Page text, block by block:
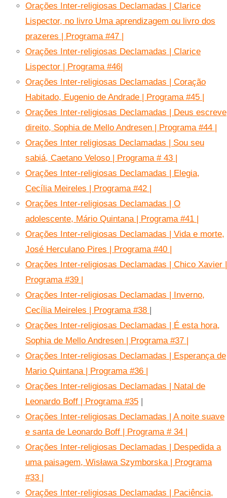
Orações Inter-religiosas Declamadas | Clarice
Lispector, no livro Uma aprendizagem ou livro dos
prazeres | Programa #47 |
Orações Inter-religiosas Declamadas | Clarice
Lispector | Programa #46|
Orações Inter-religiosas Declamadas | Coração
Habitado, Eugenio de Andrade | Programa #45 |
Orações Inter-religiosas Declamadas | Deus escreve
direito, Sophia de Mello Andresen | Programa #44 |
Orações Inter religiosas Declamadas | Sou seu
sabiá, Caetano Veloso | Programa # 43 |
Orações Inter-religiosas Declamadas | Elegia,
Cecília Meireles | Programa #42 |
Orações Inter-religiosas Declamadas | O
adolescente, Mário Quintana | Programa #41 |
Orações Inter-religiosas Declamadas | Vida e morte,
José Herculano Pires | Programa #40 |
Orações Inter-religiosas Declamadas | Chico Xavier |
Programa #39 |
Orações Inter-religiosas Declamadas | Inverno,
Cecília Meireles | Programa #38 |
Orações Inter-religiosas Declamadas | É esta hora,
Sophia de Mello Andresen | Programa #37 |
Orações Inter-religiosas Declamadas | Esperança de
Mario Quintana | Programa #36 |
Orações Inter-religiosas Declamadas | Natal de
Leonardo Boff | Programa #35 |
Orações Inter-religiosas Declamadas | A noite suave
e santa de Leonardo Boff | Programa # 34 |
Orações Inter-religiosas Declamadas | Despedida a
uma paisagem, Wisława Szymborska | Programa
#33 |
Orações Inter-religiosas Declamadas | Paciência,